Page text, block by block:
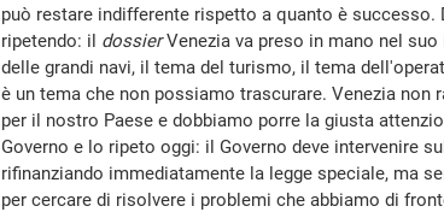
può restare indifferente rispetto a quanto è successo.
ripetendo: il dossierVenezia va preso in mano nel
delle grandi navi, il tema del turismo, il tema
è un tema che non possiamo trascurare. Venezia non
per il nostro Paese e dobbiamo porre la giusta
Governo e lo ripeto oggi: il Governo deve intervenire
rifinanziando immediatamente la legge speciale, ma
per cercare di risolvere i problemi che abbiamo di